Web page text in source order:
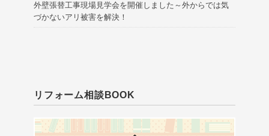
外壁張替工事現場見学会を開催しました～外からでは気
づかないアリ被害を解決！
リフォーム相談BOOK